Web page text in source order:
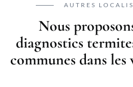
AUTRES
Nous
diagnostics
communes dans les